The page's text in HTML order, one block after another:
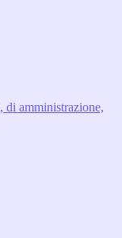
amministrazione,